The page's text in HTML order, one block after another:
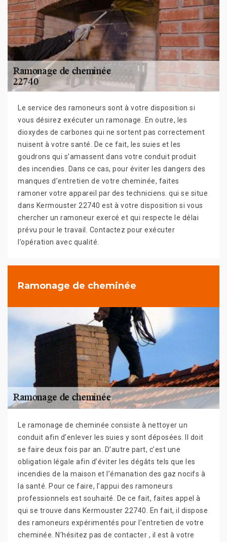
Le service des ramoneurs sont à votre disposition si
vous désirez exécuter un ramonage. En outre, les
dioxydes de carbones qui ne sortent pas correctement
nuisent à votre santé. De ce fait, les suies et les
goudrons qui s’amassent dans votre conduit produit
des incendies. Dans ce cas, pour éviter les dangers des
manques d’entretien de votre cheminée, faites
ramoner votre appareil par des techniciens. qui se situe
dans Kermouster 22740 est à votre disposition si vous
chercher un ramoneur exercé et qui respecte le délai
prévu pour le travail. Contactez pour exécuter
l’opération avec qualité.
Ramonage de cheminée
Le ramonage de cheminée consiste à nettoyer un
conduit afin d’enlever les suies y sont déposées. Il doit
se faire deux fois par an. D’autre part, c’est une
obligation légale afin d’éviter les dégâts tels que les
incendies de la maison et l’émanation des gaz nocifs à
la santé. Pour ce faire, l’appui des ramoneurs
professionnels est souhaité. De ce fait, faites appel à
qui se trouve dans Kermouster 22740. En fait, il dispose
des ramoneurs expérimentés pour l’entretien de votre
cheminée. N’hésitez pas de contacter , il est à votre